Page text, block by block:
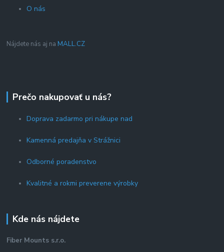
O nás
Nájdete nás aj na MALL.CZ
Prečo nakupovať u nás?
Doprava zadarmo pri nákupe nad
Kamenná predajňa v Strážnici
Odborné poradenstvo
Kvalitné a rokmi preverene výrobky
Kde nás nájdete
Fiber Mounts s.r.o.